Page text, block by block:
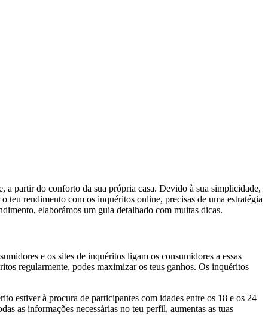
a partir do conforto da sua própria casa. Devido à sua simplicidade,
teu rendimento com os inquéritos online, precisas de uma estratégia
elaborámos um guia detalhado com muitas dicas.
e os sites de inquéritos ligam os consumidores a essas
regularmente, podes maximizar os teus ganhos. Os inquéritos
estiver à procura de participantes com idades entre os 18 e os 24
as informações necessárias no teu perfil, aumentas as tuas